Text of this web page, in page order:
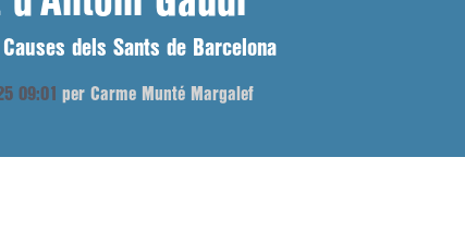
dels Sants de Barcelona
09:01 per Carme Munté Margalef